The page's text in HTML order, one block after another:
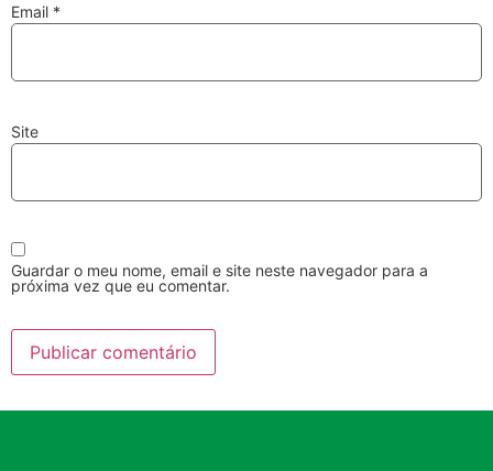
Email *
Site
Guardar o meu nome, email e site neste navegador para a
próxima vez que eu comentar.
com Aspiração e de
Interiores